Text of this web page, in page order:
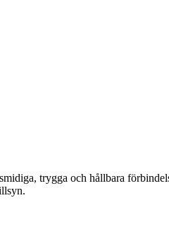
trygga och hållbara